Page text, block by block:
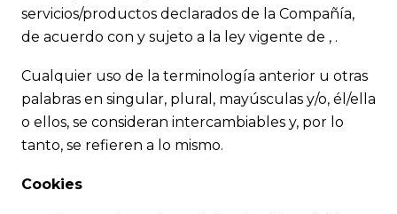
servicios/productos declarados de la Compañía,
de acuerdo con y sujeto a la ley vigente de , .
Cualquier uso de la terminología anterior u otras
palabras en singular, plural, mayúsculas y/o, él/ella
o ellos, se consideran intercambiables y, por lo
tanto, se refieren a lo mismo.
Cookies